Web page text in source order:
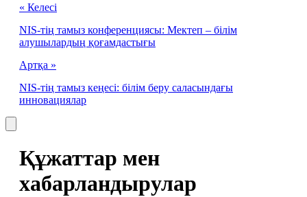
« Келесі
NIS-тің тамыз конференциясы: Мектеп – білім
алушылардың қоғамдастығы
Артқа »
NIS-тің тамыз кеңесі: білім беру саласындағы
инновациялар
Құжаттар мен
хабарландырулар